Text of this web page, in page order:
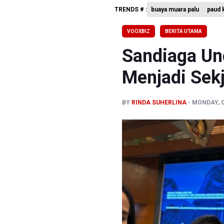
TRENDS # : buaya muara palu paud
VOOXBIZ BERITA UTAMA
Sandiaga
Menjadi
BY RINDA SUHERLINA MONDAY,